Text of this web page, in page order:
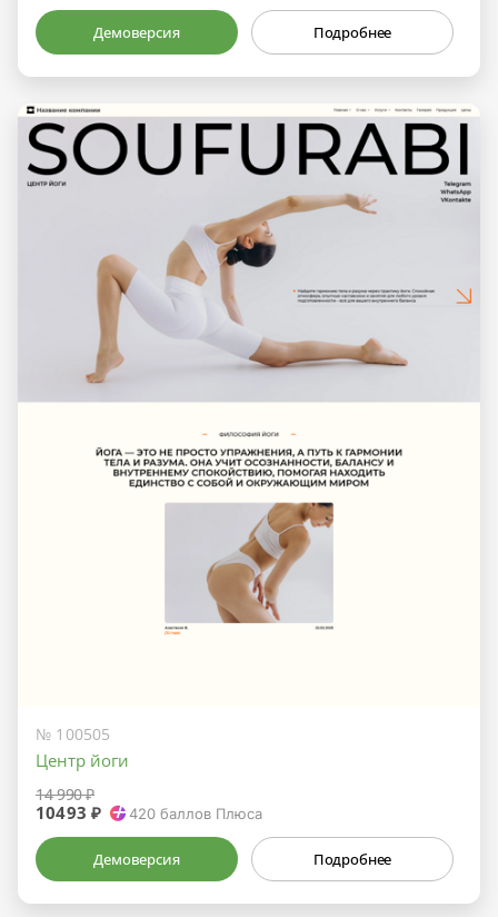
Демоверсия Подробнее
№ 100505
Центр йоги
14 990 ₽
10493 ₽ 420 баллов Плюса
Демоверсия Подробнее